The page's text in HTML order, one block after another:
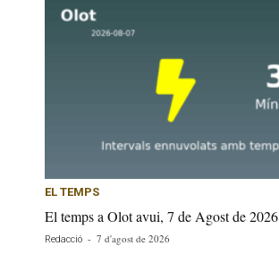
EL TEMPS
El temps a Olot avui, 7 de Agost de 2026
Redacció - 7 d'agost de 2026